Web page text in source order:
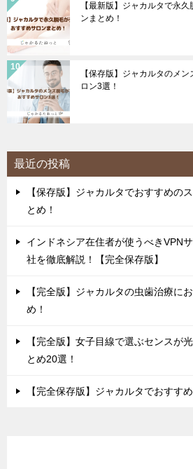
【最新版】ジャカルタで永
ンまとめ！
【保存版】ジャカルタのメ
ロン3選！
最近の投稿
【保存版】ジャカルタでおすすめの
とめ！
インドネシア在住者が使うべきVPN
社を徹底解説！【完全保存版】
【完全版】ジャカルタの虫歯治療に
め！
【完全版】女子目線で選ぶセンスが
とめ20選！
【完全保存版】ジャカルタでおすす